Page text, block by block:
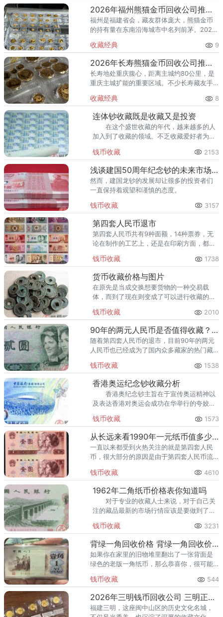
个常见困惑：厦门市面上收
2026年福州熊猫金币回收公司推荐 福州回收熊猫金币的地方
福州是福建省会，藏友群体庞大，熊猫金币
的持有量在东南沿海城市中名列前茅。2026
想趁高出手，却面临一个实际困惑：福州市
面上回收黄金的地方不少，
收藏经典 9
2026年长寿熊猫金币回收公司推荐 长寿哪里回收熊猫金币
长寿地处重庆腹心，距离主城约80公里，是
重庆主城扩能的重要区域。不少长寿藏友手
的近年才从银行购入——持币时间不同，出
手时的策略也应该不同。本文
收藏经典 8
连体钞收藏既是收藏又是投资
在这个盛世收藏的年代，越来越多的人
加入到了收藏的领域。不乏收藏爱好者为收
息报道拍出价格不菲的藏品。
钱币收藏 2153
浅谈建国50周年纪念钞的未来市场走向
然而，建国龙钞的发展却让很多的投资者们
一直保持着观望和谨慎的态度。
钱币收藏 3157
第四套人民币退市
第四套人民币共有9种面额，14种票券，无
论在制作的工艺上，还是在印刷方面，都有
钱币收藏 1738
货币收藏价格与图片
在原先是当成交换想要货物的一种交易载
体，而到了现在则变成了可以进行收藏的藏
物或者是艺术品。
钱币收藏 2010
90年的两元人民币是否值得收藏？ 专家来解读
随着第四套人民币的退市，目前90年的两元
人民币也已经成为了国内众多藏家的热门藏
么收藏价值和注意事项吗？
钱币收藏 1538
香港奥运纪念钞收藏分析
香港奥纪念钞主旨在于宣传奥运精神以
及表达香港对奥运会成功在华举行的夸姣祝
钱币收藏 1573
从长远来看1990年一元纸币值多少钱
一直以来都受到火热关注的就是第四套人民
币，很大部分的原因是由于第四套人民币流
比较特别。
钱币收藏 4610
1962年二角纸币价格表你知道吗
对于专业的收藏人士来说，对于自己关
注的藏品最新的市场行情应该是要做到了如
对于最新行情的收集是很关键的。
钱币收藏 3231
背绿一角回收价格 背绿一角回收价格是多少
如果你在家里的旧物堆里翻出了一张背面是
绿色的老版一角纸币，那么恭喜你，很可能
第三套人民币中的明星品种，尤其是带水印
的版本，更是被奉为“三版
钱币收藏 544
2026年三明钱币回收公司 三明正规钱币回收渠道及电话
福建三明，这座闽中山区的历史文化名城，